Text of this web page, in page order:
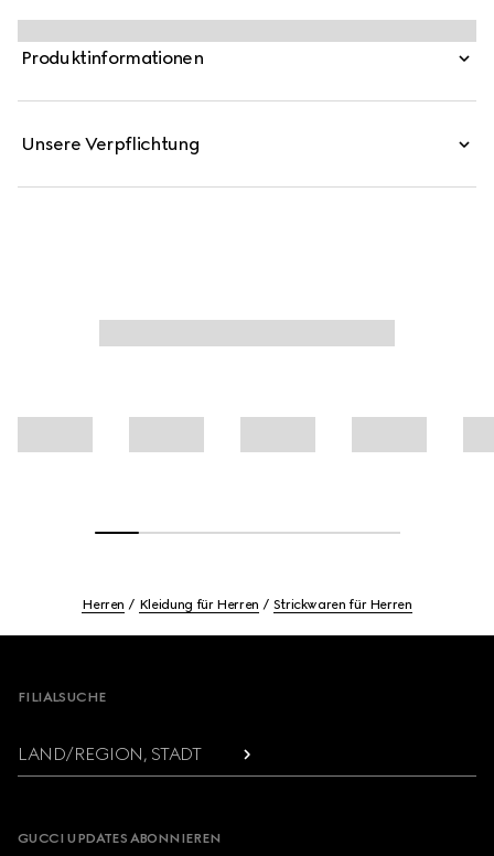
marineblauem, feinem Kaschmir gefertigt und wird von
Vordertaschen und einem Knopfverschluss komplettiert.
Produktinformationen
Unsere Verpflichtung
Herren Kleidung für Herren Strickwaren für Herren
FILIALSUCHE
LAND/REGION, STADT
GUCCI UPDATES ABONNIEREN